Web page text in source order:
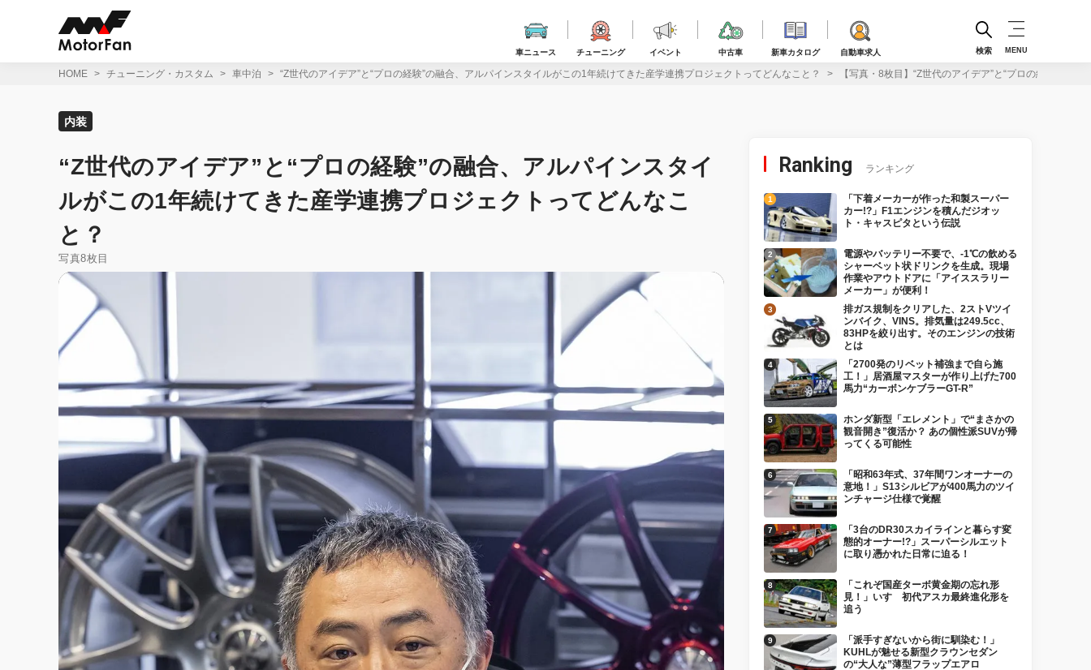
車ニュース チューニング イベント 中古車 新車カタログ 自動車求人 検索 MENU
HOME チューニング・カスタム 車中泊 “Z世代のアイデア”と“プロの経験”の融合、アルパインスタイルがこの1年続けてきた産学連携プロジェクトってどんなこと？ 【写真・8枚目】“Z世代のアイデア”と“プロの経験”の
内装
“Z世代のアイデア”と“プロの経験”の融合、アルパインスタイ
ルがこの1年続けてきた産学連携プロジェクトってどんなこ
と？
写真8枚目
Ranking ランキング
「下着メーカーが作った和製スーパー
カー!?」F1エンジンを積んだジオッ
ト・キャスピタという伝説
電源やバッテリー不要で、-1℃の飲める
シャーベット状ドリンクを生成。現場
作業やアウトドアに「アイススラリー
メーカー」が便利！
排ガス規制をクリアした、2ストVツイ
ンバイク、VINS。排気量は249.5cc、
83HPを絞り出す。そのエンジンの技術
とは
「2700発のリベット補強まで自ら施
工！」居酒屋マスターが作り上げた700
馬力“カーボンケブラーGT-R”
ホンダ新型「エレメント」で“まさかの
観音開き”復活か？ あの個性派SUVが帰
ってくる可能性
「昭和63年式、37年間ワンオーナーの
意地！」S13シルビアが400馬力のツイ
ンチャージ仕様で覚醒
「3台のDR30スカイラインと暮らす変
態的オーナー!?」スーパーシルエット
に取り憑かれた日常に迫る！
「これぞ国産ターボ黄金期の忘れ形
見！」いすゞ初代アスカ最終進化形を
追う
「派手すぎないから街に馴染む！」
KUHLが魅せる新型クラウンセダン
の“大人な”薄型フラップエアロ